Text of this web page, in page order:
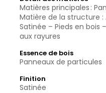
Matières principales :
Matière de la structure :
Satinée – Pieds en bois
aux rayures
Essence de bois
Panneaux de particules
Finition
Satinée